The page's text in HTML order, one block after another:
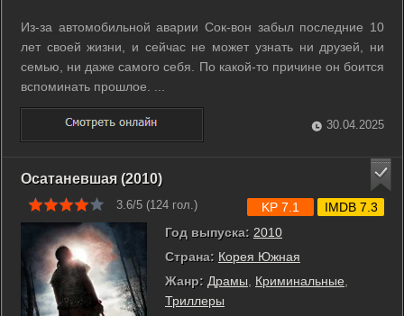
Из-за автомобильной аварии Сок-вон забыл последние 10
лет своей жизни, и сейчас не может узнать ни друзей, ни
семью, ни даже самого себя. По какой-то причине он боится
вспоминать прошлое. ...
30.04.2025
Осатаневшая (2010)
3.6/5 (124 гол.)
Год выпуска: 2010
Страна: Корея Южная
Жанр: Драмы Криминальные
Триллеры
KP 7.1 IMDB 7.3